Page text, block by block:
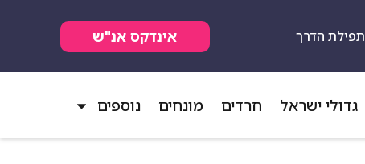
תפילת הדרך אינדקס אנ"ש
גדולי ישראל חרדים מונחים נוספים